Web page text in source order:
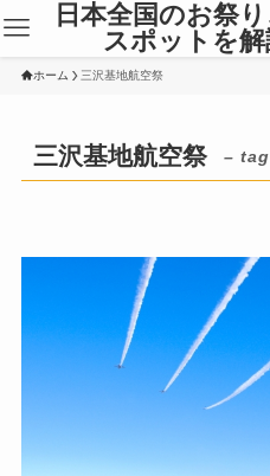
日本全国のお祭
スポットを
ホーム 三沢基地航空祭
三沢基地航空祭 –